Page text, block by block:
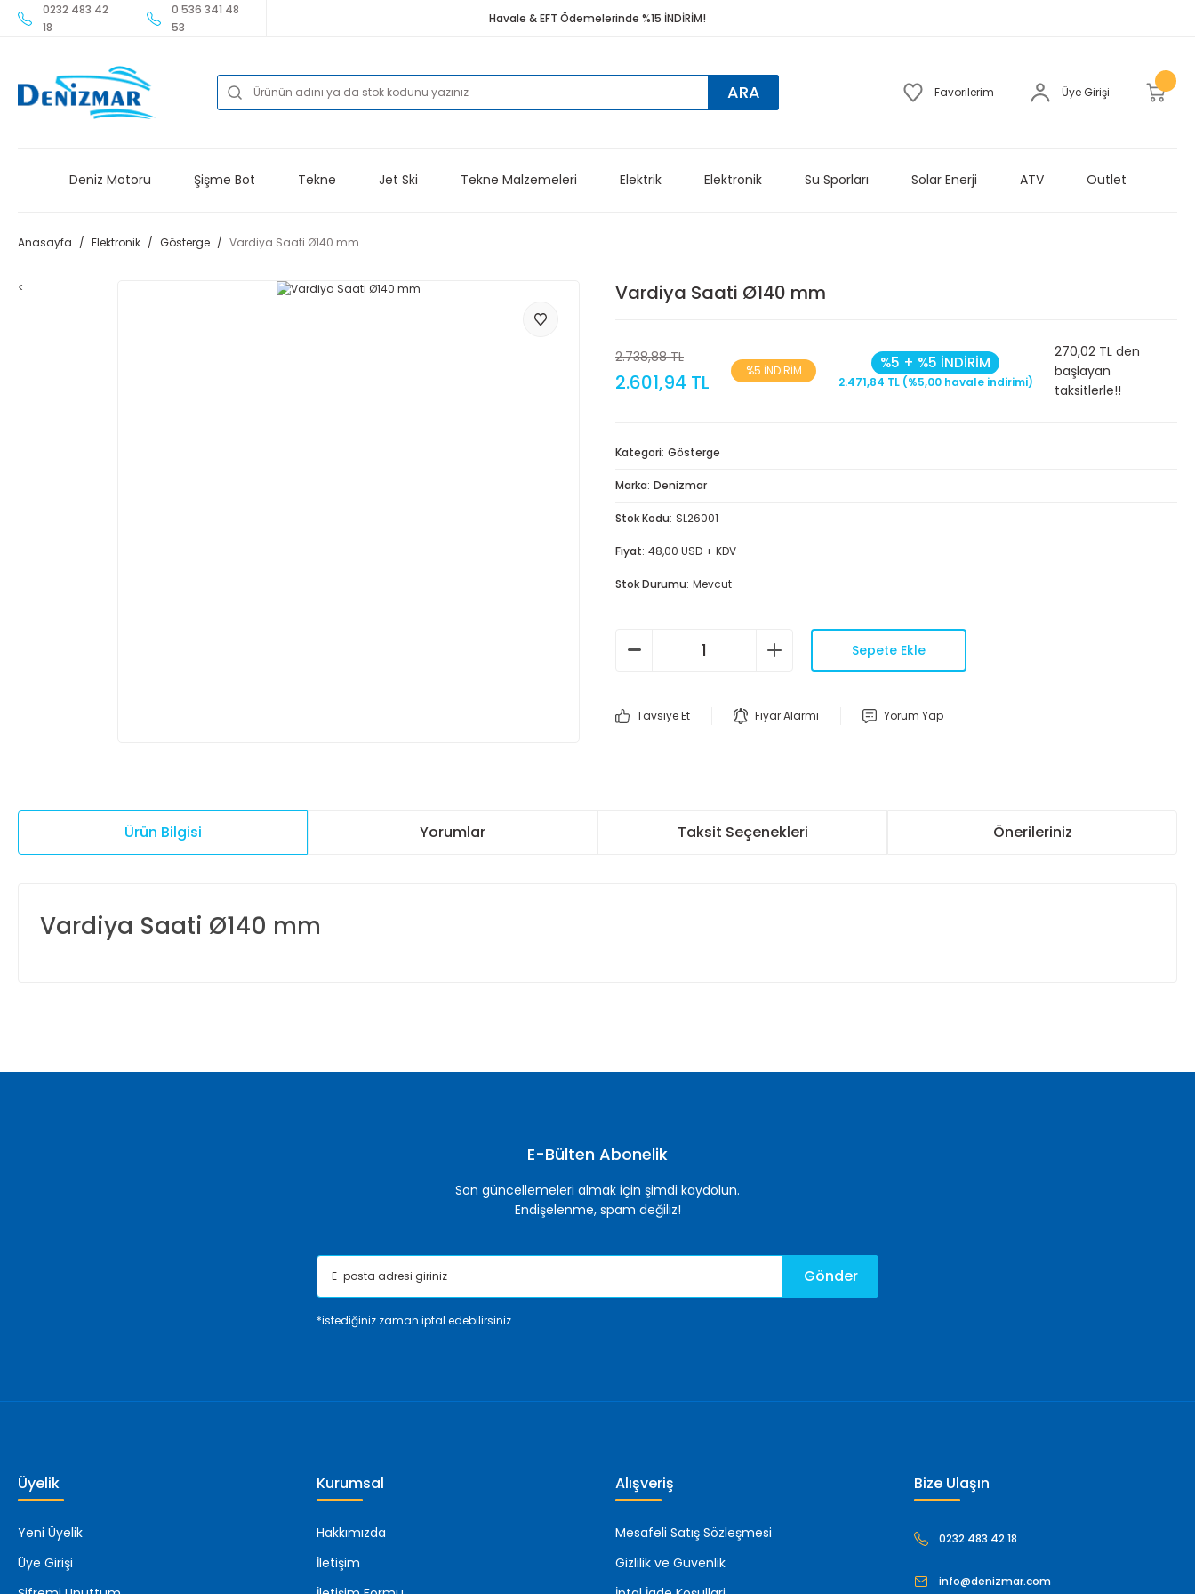
0232 483 42
18
0 536 341 48
53
Havale & EFT Ödemelerinde %15 İNDİRİM!
ARA Favorilerim Üye Girişi
Deniz Motoru Şişme Bot Tekne Jet Ski Tekne Malzemeleri Elektrik Elektronik Su Sporları Solar Enerji ATV Outlet
Anasayfa Elektronik Gösterge Vardiya Saati Ø140 mm
< Vardiya Saati Ø140 mm
2.738,88 TL
2.601,94 TL %5 İNDİRİM %5 + %5 İNDİRİM
2.471,84 TL (%5,00 havale indirimi)
270,02 TL den
başlayan
taksitlerle!!
Kategori Gösterge
Marka Denizmar
Stok Kodu SL26001
Fiyat 48,00 USD + KDV
Stok Durumu Mevcut
Sepete Ekle
Tavsiye Et Fiyar Alarmı Yorum Yap
Ürün Bilgisi Yorumlar Taksit Seçenekleri Önerileriniz
Vardiya Saati Ø140 mm
E-Bülten Abonelik
Son güncellemeleri almak için şimdi kaydolun.
Endişelenme, spam değiliz!
Gönder
*istediğiniz zaman iptal edebilirsiniz.
Üyelik
Yeni Üyelik
Üye Girişi
Kurumsal
Hakkımızda
İletişim
Alışveriş
Mesafeli Satış Sözleşmesi
Gizlilik ve Güvenlik
Bize Ulaşın
0232 483 42 18
info@denizmar.com